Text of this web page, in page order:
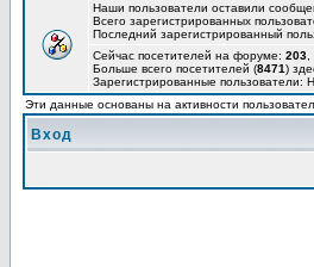
Наши пользователи оставили
Всего зарегистрированных
Последний зарегистрированный
Сейчас посетителей на форуме: 203
Больше всего посетителей (8471)
Зарегистрированные пользователи:
Эти данные основаны на активности
Вход